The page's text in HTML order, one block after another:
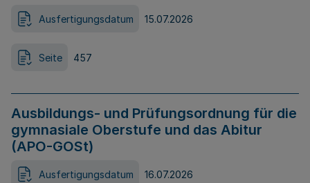
Ausfertigungsdatum 15.07.2026
Seite 457
Ausbildungs- und Prüfungsordnung für die
gymnasiale Oberstufe und das Abitur
(APO-GOSt)
Ausfertigungsdatum 16.07.2026